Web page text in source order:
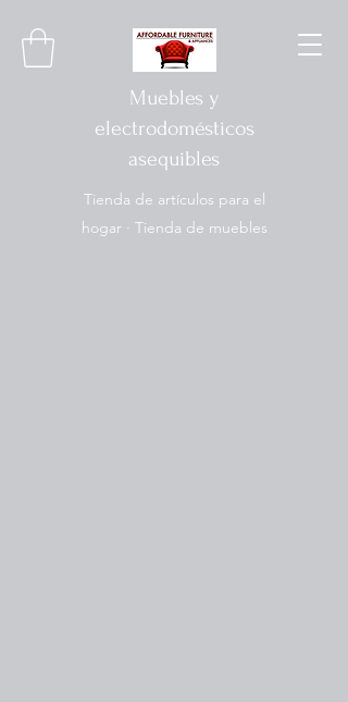
Muebles y
electrodomésticos
asequibles
Tienda de artículos para el
hogar · Tienda de muebles